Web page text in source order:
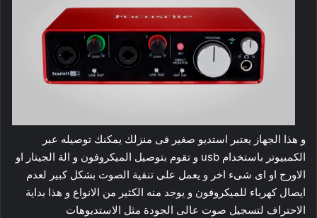
و هذا الجهاز يعتبر استديو صغير فى منزلك يمكنك توصيله عبر
الكمبيوتر باستخدام usb و تقوم بتوصيل الميكروفون و الة الجيتار او
الاورج او اى شىء اخر و يعمل على تنقية الصوت بشكل كبير لعدم
ايصال كهرباء للميكروفون و يوجد منه الكثير من الانواع و هذا بداية
الاحتراف لتسجيل صوت عالى الجودة مثل الاستديوهات